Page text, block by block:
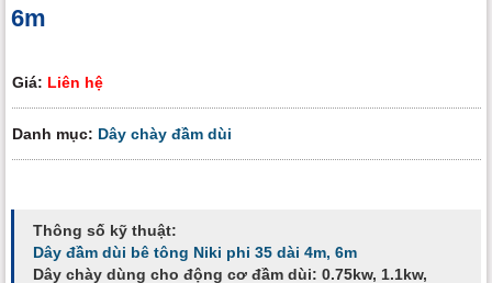
6m
Giá: Liên hệ
Danh mục: Dây chày đầm dùi
Thông số kỹ thuật:
Dây đầm dùi bê tông Niki phi 35 dài 4m, 6m
Dây chày dùng cho động cơ đầm dùi: 0.75kw, 1.1kw,